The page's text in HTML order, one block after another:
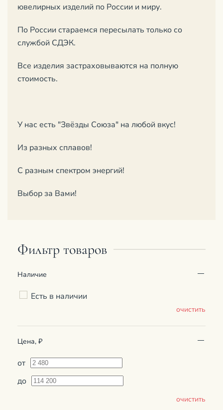
ювелирных изделий по России и миру.
По России стараемся пересылать только со
службой СДЭК.
Все изделия застраховываются на полную
стоимость.
У нас есть "Звёзды Союза" на любой вкус!
Из разных сплавов!
С разным спектром энергий!
Выбор за Вами!
Фильтр товаров
Наличие
Есть в наличии
очистить
Цена, ₽
от
до
очистить